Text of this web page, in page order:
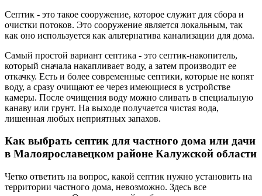
Септик - это такое сооружение, которое служит для сбора и
очистки потоков. Это сооружение является локальным, так
как оно используется как альтернатива канализации для дома.
Самый простой вариант септика - это септик-накопитель,
который сначала накапливает воду, а затем производит ее
откачку. Есть и более современные септики, которые не копят
воду, а сразу очищают ее через имеющиеся в устройстве
камеры. После очищения воду можно сливать в специальную
канаву или грунт. На выходе получается чистая вода,
лишенная любых неприятных запахов.
Как выбрать септик для частного дома или дачи
в Малоярославецком районе Калужской области
Четко ответить на вопрос, какой септик нужно установить на
территории частного дома, невозможно. Здесь все